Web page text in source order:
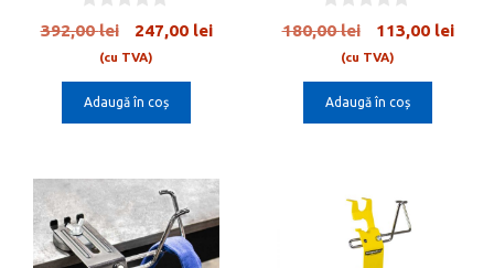
0
o
f
5
392,00lei
Prețul
inițial
a
fost:
247,00 leiPrețul
(cu TVA)
Adaugă în coș
0
o
f
5
180,00lei
Prețul
inițial
a
fost:
113,00 lei
(cu TVA)
Adaugă în coș